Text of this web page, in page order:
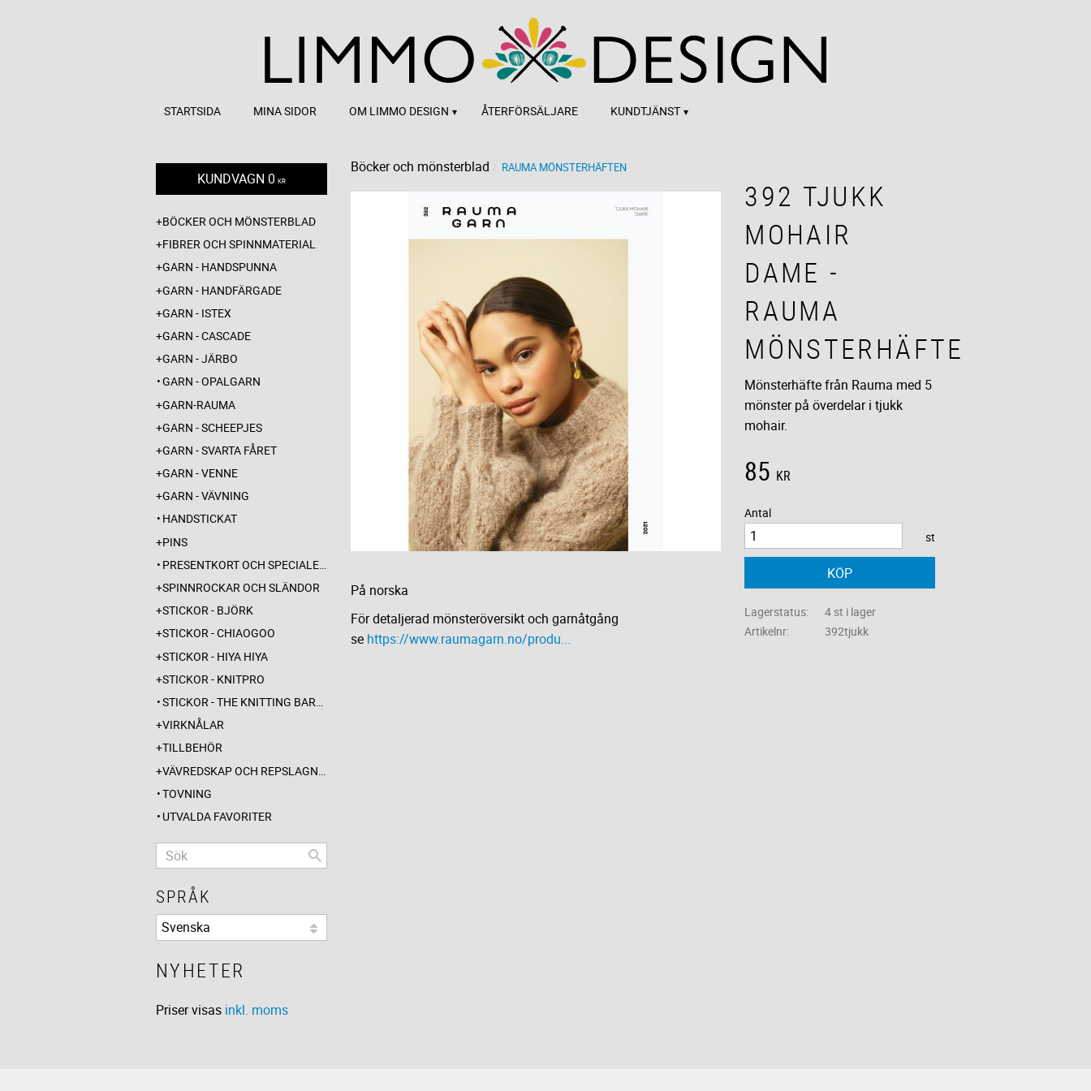
STARTSIDA MINA SIDOR OM LIMMO DESIGN ÅTERFÖRSÄLJARE KUNDTJÄNST
Böcker och mönsterblad RAUMA MÖNSTERHÄFTEN
392 TJUKK
MOHAIR
DAME -
RAUMA
MÖNSTERHÄFTE
Mönsterhäfte från Rauma med 5
mönster på överdelar i tjukk
mohair.
85 KR
Antal
st
KÖP
Lagerstatus
4 st i lager
Artikelnr
392tjukk
På norska
För detaljerad mönsteröversikt och garnåtgång
se https://www.raumagarn.no/produ...
KUNDVAGN 0 KR
BÖCKER OCH MÖNSTERBLAD
FIBRER OCH SPINNMATERIAL
GARN - HANDSPUNNA
GARN - HANDFÄRGADE
GARN - ISTEX
GARN - CASCADE
GARN - JÄRBO
GARN - OPALGARN
GARN-RAUMA
GARN - SCHEEPJES
GARN - SVARTA FÅRET
GARN - VENNE
GARN - VÄVNING
HANDSTICKAT
PINS
PRESENTKORT OCH SPECIALERBJUDANDEN
SPINNROCKAR OCH SLÄNDOR
STICKOR - BJÖRK
STICKOR - CHIAOGOO
STICKOR - HIYA HIYA
STICKOR - KNITPRO
STICKOR - THE KNITTING BARBER
VIRKNÅLAR
TILLBEHÖR
VÄVREDSKAP OCH REPSLAGNING
TOVNING
UTVALDA FAVORITER
SPRÅK
NYHETER
Priser visas inkl. moms